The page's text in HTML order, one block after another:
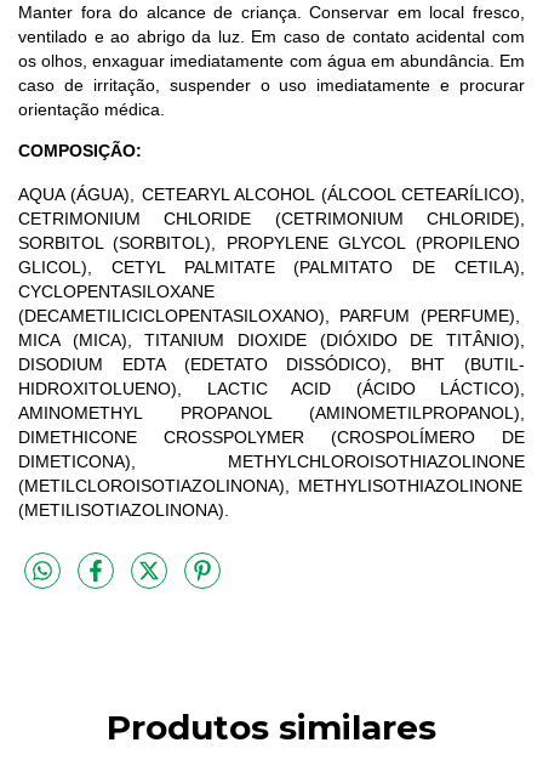
Manter fora do alcance de criança. Conservar em local fresco,
ventilado e ao abrigo da luz. Em caso de contato acidental com
os olhos, enxaguar imediatamente com água em abundância. Em
caso de irritação, suspender o uso imediatamente e procurar
orientação médica.
COMPOSIÇÃO:
AQUA(ÁGUA), CETEARYL ALCOHOL (ÁLCOOL CETEARÍLICO),
CETRIMONIUM CHLORIDE (CETRIMONIUM CHLORIDE),
SORBITOL
(SORBITOL), PROPYLENE GLYCOL (PROPILENO
GLICOL), CETYL PALMITATE(PALMITATO DE CETILA),
CYCLOPENTASILOXANE
(DECAMETILICICLOPENTASILOXANO), PARFUM (PERFUME),
MICA(MICA),TITANIUM DIOXIDE (DIÓXIDO DE TITÂNIO),
DISODIUM EDTA (EDETATO DISSÓDICO),
BHT (BUTIL-
HIDROXITOLUENO), LACTIC ACID (ÁCIDO LÁCTICO),
AMINOMETHYL PROPANOL
(AMINOMETILPROPANOL),
DIMETHICONE CROSSPOLYMER (CROSPOLÍMERO DE
DIMETICONA), METHYLCHLOROISOTHIAZOLINONE
(METILCLOROISOTIAZOLINONA), METHYLISOTHIAZOLINONE
(METILISOTIAZOLINONA).
Produtos similares